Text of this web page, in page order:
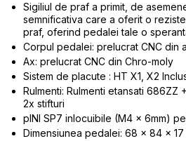
DISC FRANA
CUVETE
MONOBLOC
Sigiliul de praf a primit, de
semnificativa care a oferit o
praf, oferind pedalei tale o
Corpul pedalei: prelucrat CNC din
Ax: prelucrat CNC din Chro-moly
Sistem de placute : HT X1, X2
Rulmenti: Rulmenti etansati 686ZZ
2x stifturi
pINI SP7 inlocuibile (M4 x 6mm)
Dimensiunea pedalei: 68 x 84 x 17